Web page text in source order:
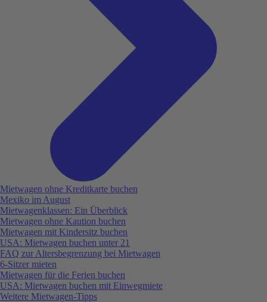
Mietwagen ohne Kreditkarte buchen
Mexiko im August
Mietwagenklassen: Ein Überblick
Mietwagen ohne Kaution buchen
Mietwagen mit Kindersitz buchen
USA: Mietwagen buchen unter 21
FAQ zur Altersbegrenzung bei Mietwagen
6-Sitzer mieten
Mietwagen für die Ferien buchen
USA: Mietwagen buchen mit Einwegmiete
Weitere Mietwagen-Tipps